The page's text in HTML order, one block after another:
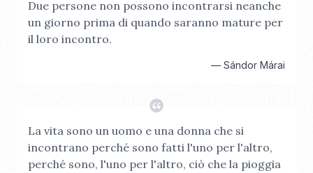
Due persone non possono incontrarsi neanche
un giorno prima di quando saranno mature per
il loro incontro.
— Sándor Márai
La vita sono un uomo e una donna che si
incontrano perché sono fatti l'uno per l'altro,
perché sono, l'uno per l'altro, ciò che la pioggia